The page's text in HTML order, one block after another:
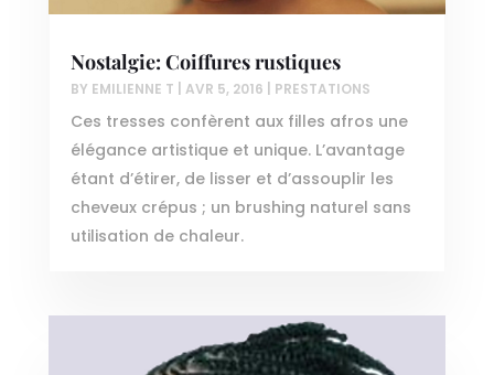
Nostalgie: Coiffures rustiques
BY EMILIENNE T AVR 5, 2016 PRESTATIONS
Ces tresses confèrent aux filles afros une
élégance artistique et unique. L’avantage
étant d’étirer, de lisser et d’assouplir les
cheveux crépus ; un brushing naturel sans
utilisation de chaleur.